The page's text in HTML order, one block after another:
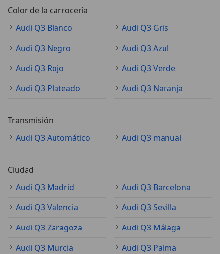
Color de la carrocería
Audi Q3 Blanco
Audi Q3 Gris
Audi Q3 Negro
Audi Q3 Azul
Audi Q3 Rojo
Audi Q3 Verde
Audi Q3 Plateado
Audi Q3 Naranja
Transmisión
Audi Q3 Automático
Audi Q3 manual
Ciudad
Audi Q3 Madrid
Audi Q3 Barcelona
Audi Q3 Valencia
Audi Q3 Sevilla
Audi Q3 Zaragoza
Audi Q3 Málaga
Audi Q3 Murcia
Audi Q3 Palma